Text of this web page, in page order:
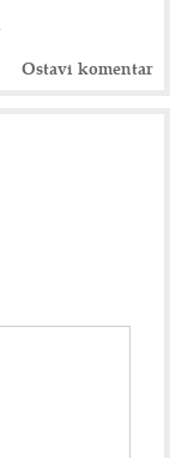
Ostavi komentar